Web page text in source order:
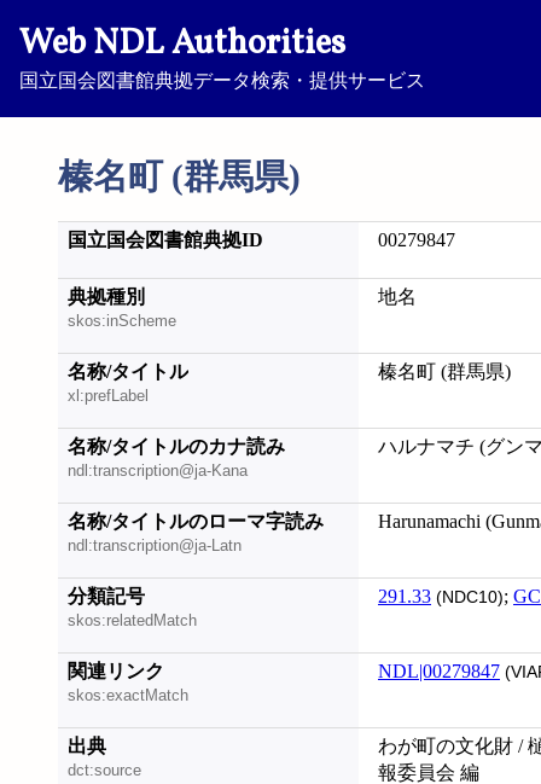
Web NDL Authorities
国立国会図書館典拠データ検索・提供サービス
榛名町 (群馬県)
国立国会図書館典拠ID 00279847
典拠種別
skos:inScheme
地名
名称/タイトル
xl:prefLabel
榛名町 (群馬県)
名称/タイトルのカナ読み
ndl:transcription@ja-Kana
ハルナマチ (グン
名称/タイトルのローマ字読み
ndl:transcription@ja-Latn
Harunamachi
分類記号
skos:relatedMatch
291.33 (NDC10);
関連リンク
skos:exactMatch
NDL|00279847
出典
dct:source
わが町の文化財 /
報委員会 編